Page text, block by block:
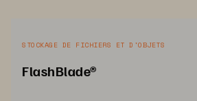
STOCKAGE DE FICHIERS ET D'OBJETS
FlashBlade®